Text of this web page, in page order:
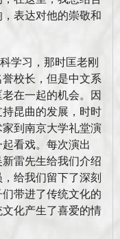
表达对他的崇敬和
学习，那时匡老刚
校长，但是中文系
在一起的机会。因
昆曲的发展，时时
到南京大学礼堂演
看戏。每次演出
雷先生给我们介绍
给我们留下了深刻
带进了传统文化的
化产生了喜爱的情